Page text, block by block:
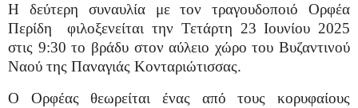
Η δεύτερη συναυλία με τον τραγουδοποιό Ορφέα
Περίδη
φιλοξενείται την Τετάρτη 23 Ιουνίου 2025
στις 9:30 το βράδυ στον αύλειο χώρο του Βυζαντινού
Ναού της Παναγιάς Κονταριώτισσας.
Ο Ορφέας θεωρείται ένας από τους κορυφαίους